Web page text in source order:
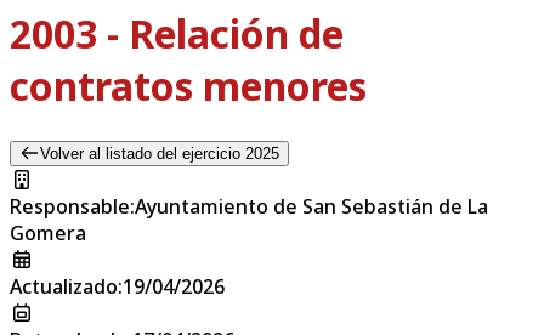
2003 - Relación de
contratos menores
Volver al listado del ejercicio 2025
Responsable:Ayuntamiento de San Sebastián de La
Gomera
Actualizado:19/04/2026